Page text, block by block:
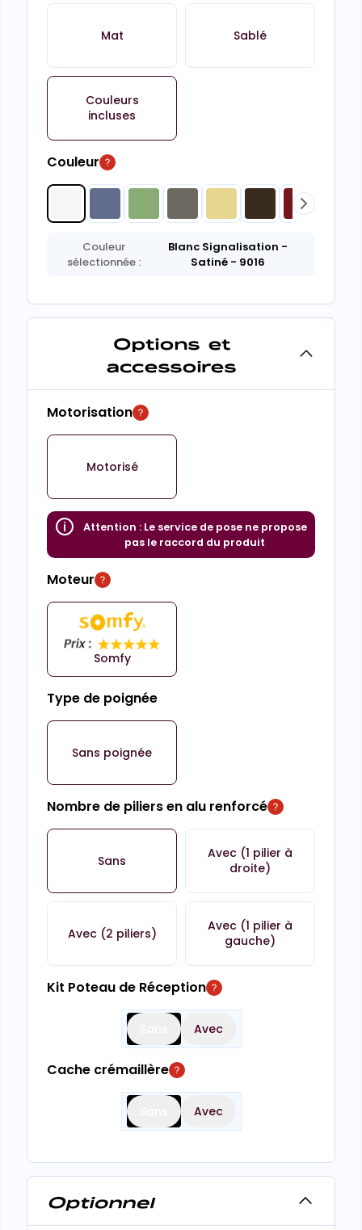
Mat Sablé
Couleurs
incluses
Couleur
Couleur
sélectionnée :
Blanc Signalisation -
Satiné - 9016
Options et
accessoires
Motorisation
Motorisé
Attention : Le service de pose ne propose
pas le raccord du produit
Moteur
Somfy
Type de poignée
Sans poignée
Nombre de piliers en alu renforcé
Sans
Avec (1 pilier à
droite)
Avec (2 piliers)
Avec (1 pilier à
gauche)
Kit Poteau de Réception
Avec
Cache crémaillère
Avec
Optionnel